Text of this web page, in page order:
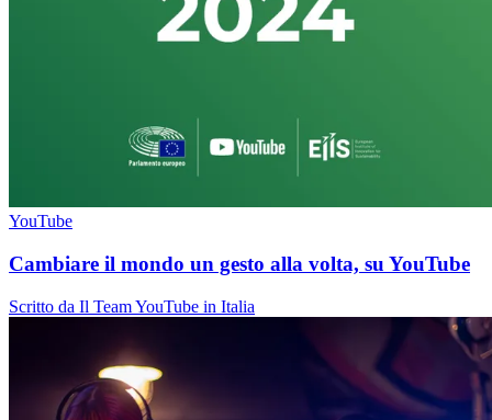
YouTube
Cambiare il mondo un gesto alla volta, su YouTube
Scritto da Il Team YouTube in Italia